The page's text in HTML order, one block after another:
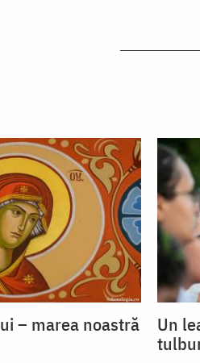
– marea noastră
Un